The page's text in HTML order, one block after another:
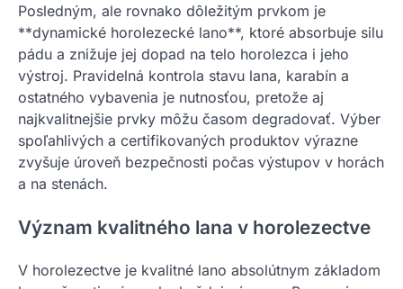
Posledným, ale rovnako dôležitým prvkom je
**dynamické horolezecké lano**, ktoré absorbuje silu
pádu a znižuje jej dopad na telo horolezca i jeho
výstroj. Pravidelná kontrola stavu lana, karabín a
ostatného vybavenia je nutnosťou, pretože aj
najkvalitnejšie prvky môžu časom degradovať. Výber
spoľahlivých a certifikovaných produktov výrazne
zvyšuje úroveň bezpečnosti počas výstupov v horách
a na stenách.
Význam kvalitného lana v horolezectve
V horolezectve je kvalitné lano absolútnym základom